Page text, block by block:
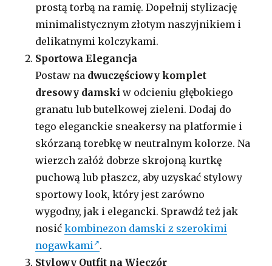
prostą torbą na ramię. Dopełnij stylizację
minimalistycznym złotym naszyjnikiem i
delikatnymi kolczykami.
Sportowa Elegancja
Postaw na dwuczęściowy komplet
dresowy damski w odcieniu głębokiego
granatu lub butelkowej zieleni. Dodaj do
tego eleganckie sneakersy na platformie i
skórzaną torebkę w neutralnym kolorze. Na
wierzch załóż dobrze skrojoną kurtkę
puchową lub płaszcz, aby uzyskać stylowy
sportowy look, który jest zarówno
wygodny, jak i elegancki. Sprawdź też jak
nosićkombinezon damski z szerokimi
nogawkami
.
Stylowy Outfit na Wieczór